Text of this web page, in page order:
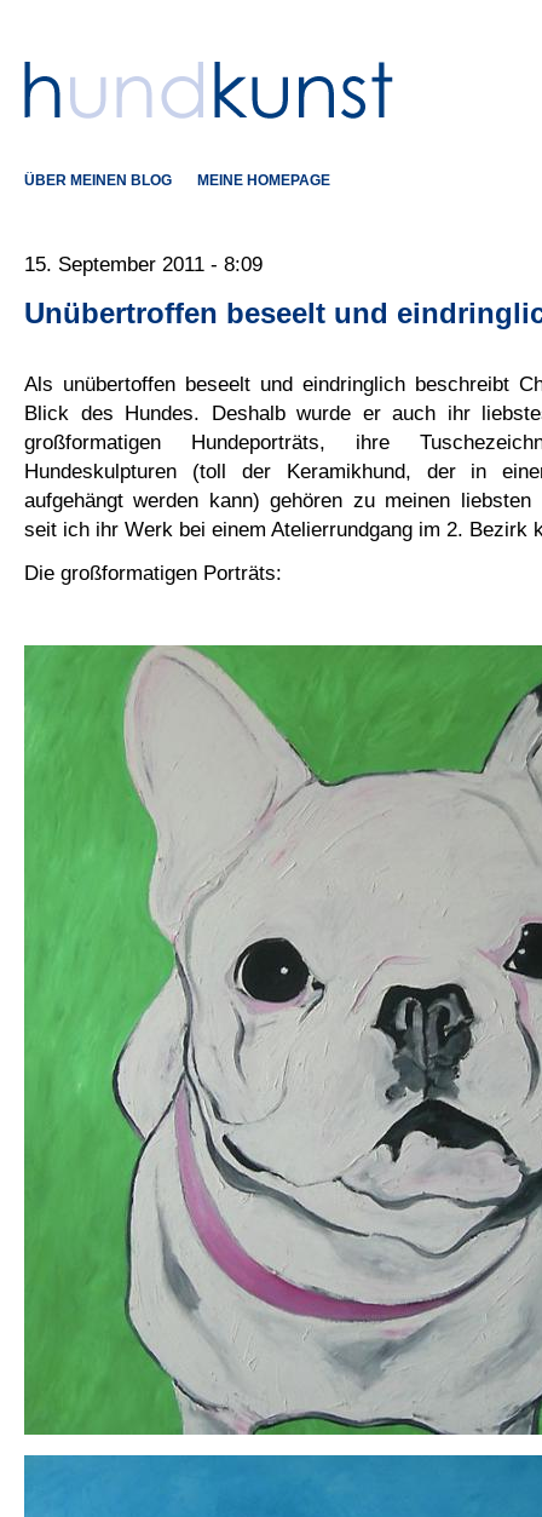
ÜBER MEINEN BLOG MEINE HOMEPAGE
15. September 2011 - 8:09
Unübertroffen beseelt und
Als unübertoffen beseelt und eindringlich beschreibt
Blick des Hundes. Deshalb wurde er auch ihr
großformatigen Hundeporträts, ihre
Hundeskulpturen (toll der Keramikhund, der in
aufgehängt werden kann) gehören zu meinen liebsten
seit ich ihr Werk bei einem Atelierrundgang im 2. Bezirk
Die großformatigen Porträts: